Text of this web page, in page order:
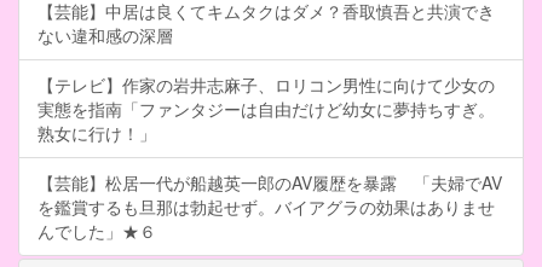
【芸能】中居は良くてキムタクはダメ？香取慎吾と共演でき
ない違和感の深層
【テレビ】作家の岩井志麻子、ロリコン男性に向けて少女の
実態を指南「ファンタジーは自由だけど幼女に夢持ちすぎ。
熟女に行け！」
【芸能】松居一代が船越英一郎のAV履歴を暴露 「夫婦でAV
を鑑賞するも旦那は勃起せず。バイアグラの効果はありませ
んでした」★６